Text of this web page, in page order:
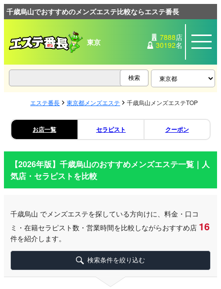
千歳烏山でおすすめのメンズエステ比較ならエステ番長
東京 7888店
30192名
エステ番長 東京都メンズエステ 千歳烏山メンズエステTOP
お店一覧 セラピスト クーポン
【2026年版】千歳烏山のおすすめメンズエステ一覧｜人
気店・セラピストを比較
千歳烏山 でメンズエステを探している方向けに、料金・口コ
ミ・在籍セラピスト数・営業時間を比較しながらおすすめ店 16
件を紹介します。
検索条件を絞り込む